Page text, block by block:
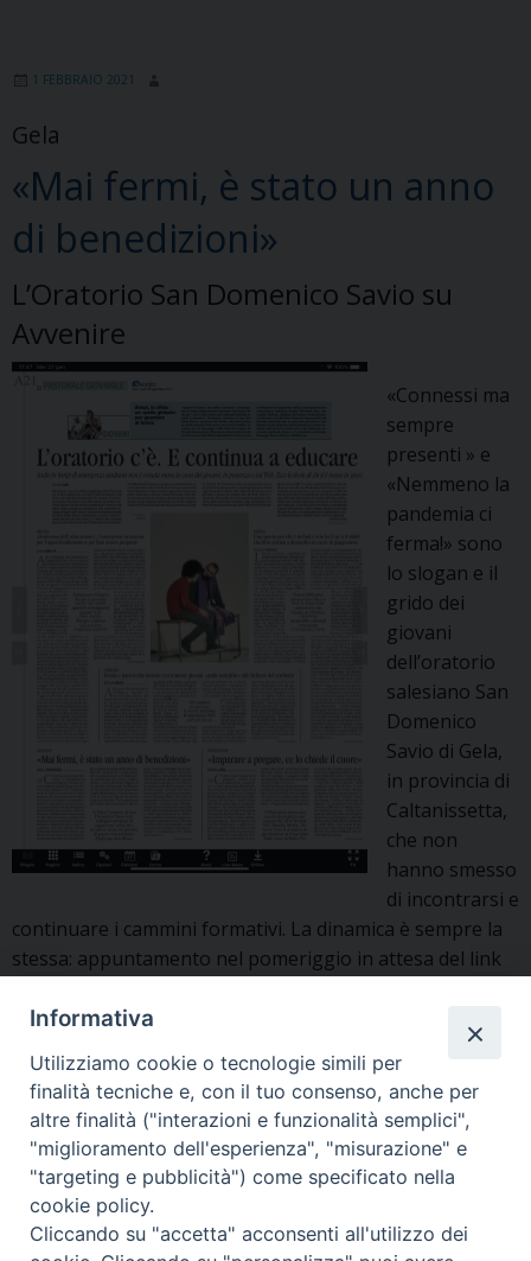
1 FEBBRAIO 2021
Gela
«Mai fermi, è stato un anno
di benedizioni»
L’Oratorio San Domenico Savio su
Avvenire
«Connessi ma
sempre
presenti » e
«Nemmeno la
pandemia ci
ferma!» sono
lo slogan e il
grido dei
giovani
dell’oratorio
salesiano San
Domenico
Savio di Gela,
in provincia di
Caltanissetta,
che non
hanno smesso
di incontrarsi e
continuare i cammini formativi. La dinamica è sempre la
stessa: appuntamento nel pomeriggio in attesa del link
più di 100 volti; …
è
stato
un
anno
benedizioni»
gela ,Insieme - febbraio 2021 oratorio salesiano gela
1 Pagina successiva »
Informativa
Utilizziamo cookie o tecnologie simili per
finalità tecniche e, con il tuo consenso, anche per
altre finalità ("interazioni e funzionalità semplici",
"miglioramento dell'esperienza", "misurazione" e
"targeting e pubblicità") come specificato nella
cookie policy.
Cliccando su "accetta" acconsenti all'utilizzo dei